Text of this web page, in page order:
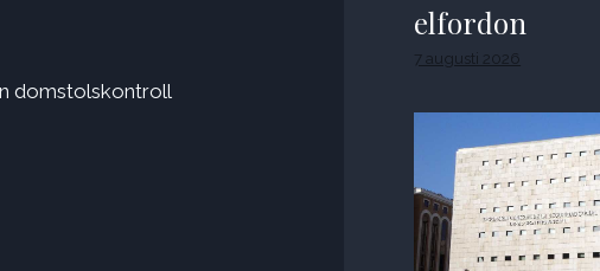
domstolskontroll
elfordon
7 augusti 2026